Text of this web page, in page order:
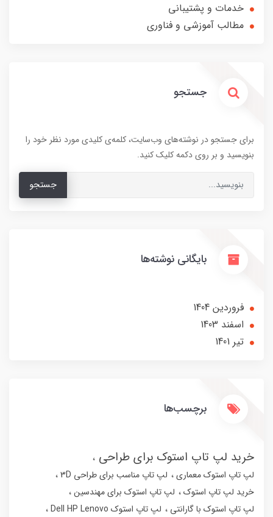
خدمات و پشتیبانی
مطالب آموزشی و فناوری
جستجو
برای جستجو در نوشته‌های وب‌سایت، کلمه‌ی کلیدی مورد نظر خود را
بنویسید و بر روی دکمه کلیک کنید.
جستجو
بایگانی نوشته‌ها
فروردین 1404
اسفند 1403
تير 1401
برچسب‌ها
خرید لپ تاپ استوک برای طراحی
لپ تاپ استوک معماری
لپ تاپ مناسب برای طراحی 3D
خرید لپ تاپ استوک
لپ تاپ استوک برای مهندسین
لپ تاپ استوک با گارانتی
لپ تاپ استوک Dell HP Lenovo